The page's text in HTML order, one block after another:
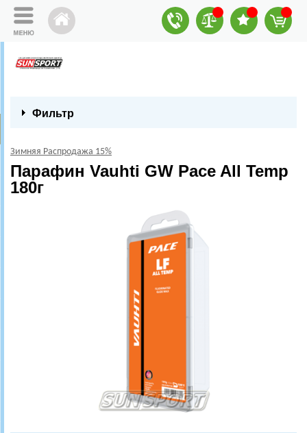
Фильтр
Зимняя Распродажа 15%
Парафин Vauhti GW Pace All Temp
180г